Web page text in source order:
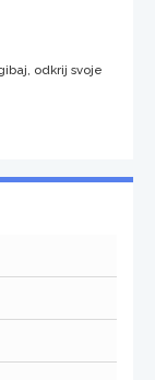
odkrij svoje